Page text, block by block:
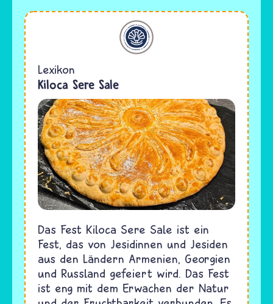
Jesidentum
Lexikon
Kiloca Sere Sale
Das Fest Kiloca Sere Sale ist ein
Fest, das von Jesidinnen und Jesiden
aus den Ländern Armenien, Georgien
und Russland gefeiert wird. Das Fest
ist eng mit dem Erwachen der Natur